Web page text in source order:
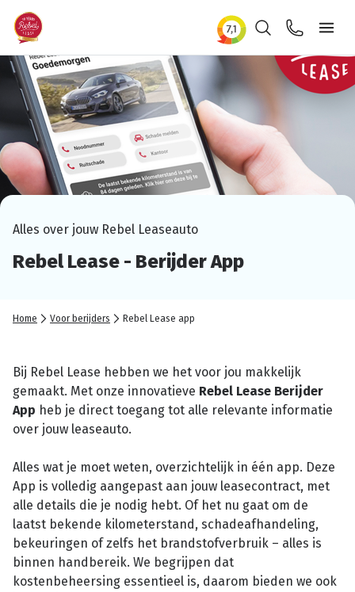
ZoekenContact
Alles over jouw Rebel Leaseauto
Rebel Lease - Berijder App
Home Voor berijders Rebel Lease app
Bij Rebel Lease hebben we het voor jou makkelijk
gemaakt. Met onze innovatieve Rebel Lease Berijder
App heb je direct toegang tot alle relevante informatie
over jouw leaseauto.
Alles wat je moet weten, overzichtelijk in één app. Deze
App is volledig aangepast aan jouw leasecontract, met
alle details die je nodig hebt. Of het nu gaat om de
laatst bekende kilometerstand, schadeafhandeling,
bekeuringen of zelfs het brandstofverbruik – alles is
binnen handbereik. We begrijpen dat
kostenbeheersing essentieel is, daarom bieden we ook